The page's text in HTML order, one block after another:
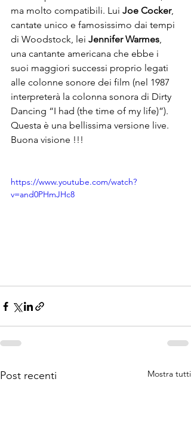
ma molto compatibili. Lui Joe Cocker,
cantate unico e famosissimo dai tempi
di Woodstock, lei Jennifer Warmes,
una cantante americana che ebbe i
suoi maggiori successi proprio legati
alle colonne sonore dei film (nel 1987
interpreterà la colonna sonora di Dirty
Dancing “I had (the time of my life)”).
Questa è una bellissima versione live.
Buona visione !!!
https://www.youtube.com/watch?
v=and0PHmJHc8
Post recenti Mostra tutti